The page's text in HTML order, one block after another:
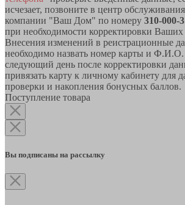
исчезает, позвоните в центр
компании "Ваш Дом" по номеру 310-000-3
при необходимости корректировки
Внесения изменений в реистрационные
необходимо назвать номер карты и Ф.И.О.
следующий день после корректировки
привязать карту к личному кабинету для
проверки и накопления бонусных баллов.
Поступление товара
Вы подписаны на рассылку